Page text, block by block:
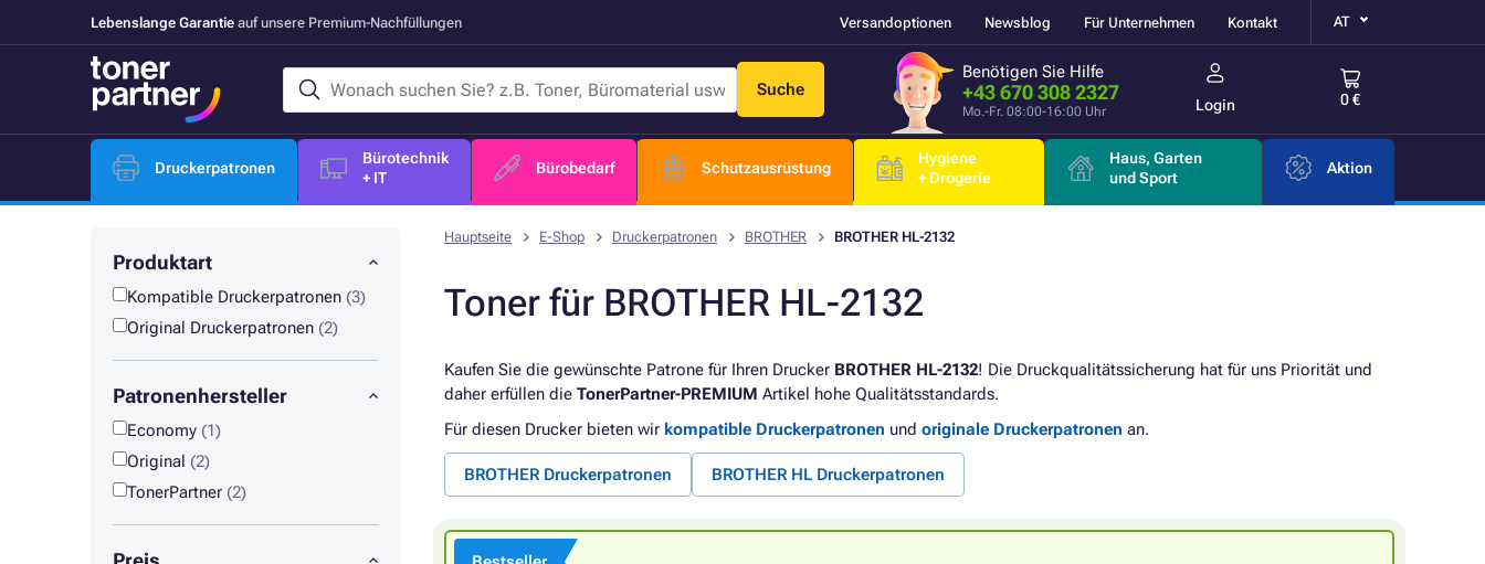
Lebenslange Garantie auf unsere Premium-Nachfüllungen Versandoptionen Newsblog Für Unternehmen Kontakt AT
Suche
Benötigen Sie Hilfe
+43 670 308 2327
Mo.-Fr. 08:00-16:00 Uhr Login 0 €
Druckerpatronen
Bürotechnik
+ IT
Bürobedarf Schutzausrüstung
Hygiene
+ Drogerie
Haus, Garten
und Sport
Aktion
Produktart
Kompatible Druckerpatronen (3)
Original Druckerpatronen (2)
Patronenhersteller
Economy (1)
Original (2)
TonerPartner (2)
Hauptseite E-Shop Druckerpatronen BROTHER BROTHER HL-2132
Toner für BROTHER HL-2132
Kaufen Sie die gewünschte Patrone für Ihren Drucker BROTHER HL-2132! Die Druckqualitätssicherung hat für uns Priorität und
daher erfüllen die TonerPartner-PREMIUM Artikel hohe Qualitätsstandards.
Für diesen Drucker bieten wir kompatible Druckerpatronen und originale Druckerpatronen an.
BROTHER Druckerpatronen BROTHER HL Druckerpatronen